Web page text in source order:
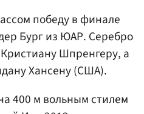
победу в финале
Бург из ЮАР. Серебро
Шпренгеру, а
Хансену (США).
400 м вольным стилем